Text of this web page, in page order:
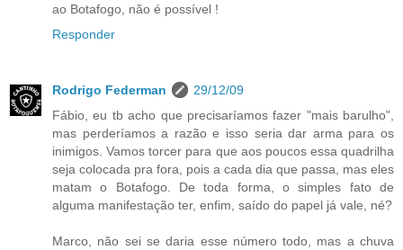
ao Botafogo, não é possível !
Responder
Rodrigo Federman
29/12/09
Fábio, eu tb acho que precisaríamos fazer "mais barulho",
mas perderíamos a razão e isso seria dar arma para os
inimigos. Vamos torcer para que aos poucos essa quadrilha
seja colocada pra fora, pois a cada dia que passa, mas eles
matam o Botafogo. De toda forma, o simples fato de
alguma manifestação ter, enfim, saído do papel já vale, né?
Marco, não sei se daria esse número todo, mas a chuva